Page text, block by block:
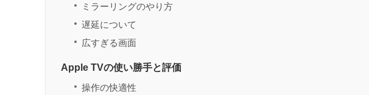
ミラーリングのやり方
遅延について
広すぎる画面
Apple TVの使い勝手と評価
操作の快適性